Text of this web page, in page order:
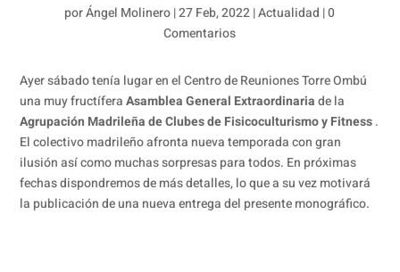
porÁngel Molinero|27 Feb, 2022|Actualidad |0
Comentarios
Ayer sábado tenía lugar en el Centro de Reuniones Torre Ombú
una muy fructíferaAsamblea General Extraordinariade la
Agrupación Madrileña de Clubes de Fisicoculturismo y Fitness.
El colectivo madrileño afronta nueva temporada con gran
ilusión así como muchas sorpresas para todos. En próximas
fechas dispondremos de más detalles, lo que a su vez motivará
la publicación de una nueva entrega del presente monográfico.